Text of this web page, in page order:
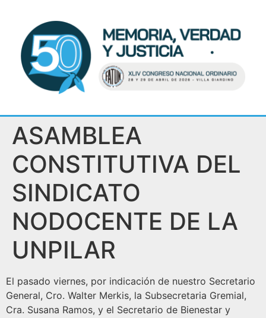
ASAMBLEA
CONSTITUTIVA DEL
SINDICATO
NODOCENTE DE LA
UNPILAR
El pasado viernes, por indicación de nuestro Secretario
General, Cro. Walter Merkis, la Subsecretaria Gremial,
Cra. Susana Ramos, y el Secretario de Bienestar y